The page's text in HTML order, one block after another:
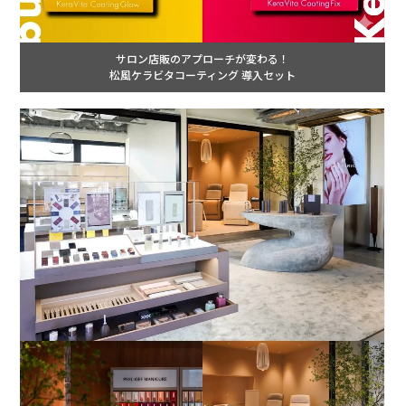
サロン店販のアプローチが変わる！
松風ケラビタコーティング 導入セット